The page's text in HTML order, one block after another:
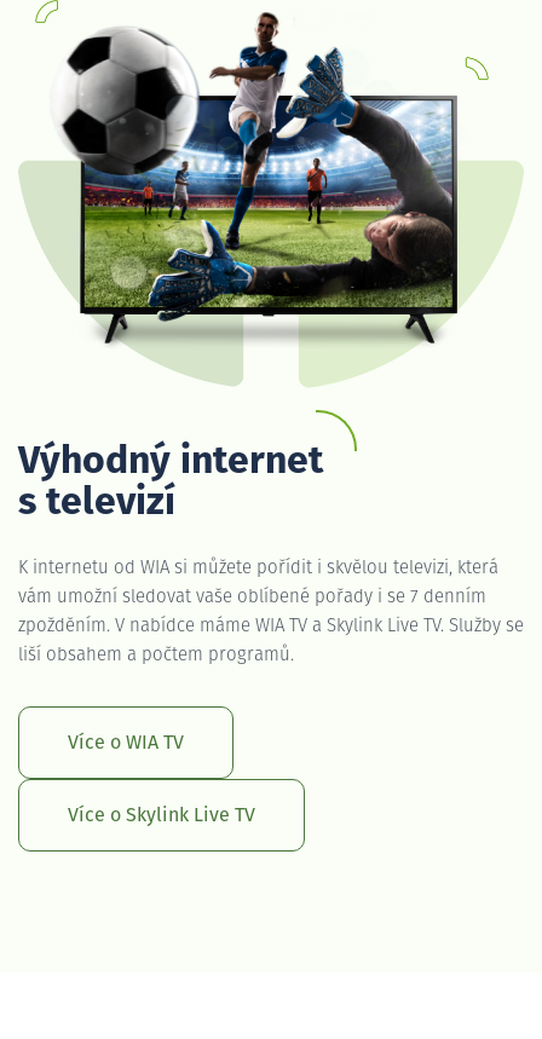
Výhodný internet
s televizí
K internetu od WIA si můžete pořídit i skvělou televizi, která
vám umožní sledovat vaše oblíbené pořady i se 7 denním
zpožděním. V nabídce máme WIA TV a Skylink Live TV. Služby se
liší obsahem a počtem programů.
Více o WIA TV
Více o Skylink Live TV